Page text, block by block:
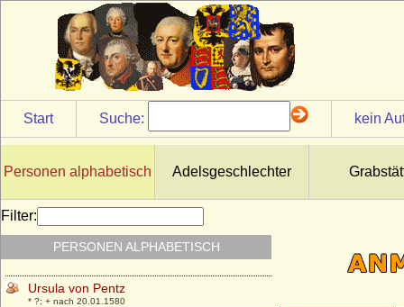
Start Suche: kein
Personen alphabetisch Adelsgeschlechter
Filter:
PERSONEN ALPHABETISCH
Ursula von Brandenburg
* 25.09.1450; + 25.11.1508
Ursula von Burgsdorff
* 1551; + 1596
Ursula von der Pfalz-Veldenz-Lützelstein
* 24.02.1572; + 05.03.1635
Ursula von Daun-Kyrburg und Salm
Ursula von Greysing
Ursula von Harrach
* 1522; + 18.09.1554
Ursula von Klüx und Hennersdorf
* nicht überliefert; + nicht überliefert
Ursula von Pentz
* ?; + nach 20.01.1580